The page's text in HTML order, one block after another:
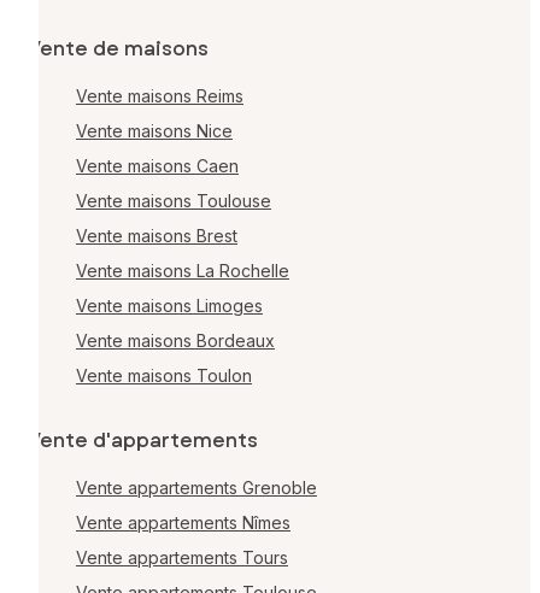
Vente de maisons
Vente maisons Reims
Vente maisons Nice
Vente maisons Caen
Vente maisons Toulouse
Vente maisons Brest
Vente maisons La Rochelle
Vente maisons Limoges
Vente maisons Bordeaux
Vente maisons Toulon
Vente d'appartements
Vente appartements Grenoble
Vente appartements Nîmes
Vente appartements Tours